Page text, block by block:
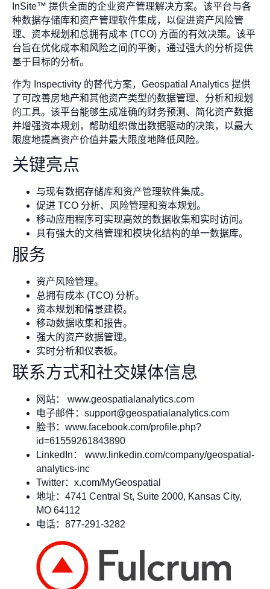
InSite™ 提供全面的企业资产管理解决方案。该平台与各
种数据存储库和资产管理软件集成，以促进资产风险管
理、资本规划和总拥有成本 (TCO) 方面的有效决策。该平
台旨在优化成本和风险之间的平衡，通过强大的分析提供
基于目标的分析。
作为 Inspectivity 的替代方案，Geospatial Analytics 提供
了可改善房地产和其他资产类型的数据管理、分析和规划
的工具。该平台能够生成准确的财务预测、简化资产数据
并增强资本规划，帮助组织做出数据驱动的决策，以最大
限度地提高资产价值并最大限度地降低风险。
关键亮点
与现有数据存储库和资产管理软件集成。
促进 TCO 分析、风险管理和资本规划。
移动应用程序可实现高效的数据收集和实时访问。
具有强大的文档管理和模块化结构的单一数据库。
服务
资产风险管理。
总拥有成本 (TCO) 分析。
资本规划和情景建模。
移动数据收集和报告。
强大的资产数据管理。
实时分析和仪表板。
联系方式和社交媒体信息
网站： www.geospatialanalytics.com
电子邮件： support@geospatialanalytics.com
脸书：www.facebook.com/profile.php?
id=61559261843890
LinkedIn： www.linkedin.com/company/geospatial-
analytics-inc
Twitter：x.com/MyGeospatial
地址：4741 Central St, Suite 2000, Kansas City,
MO 64112
电话：877-291-3282